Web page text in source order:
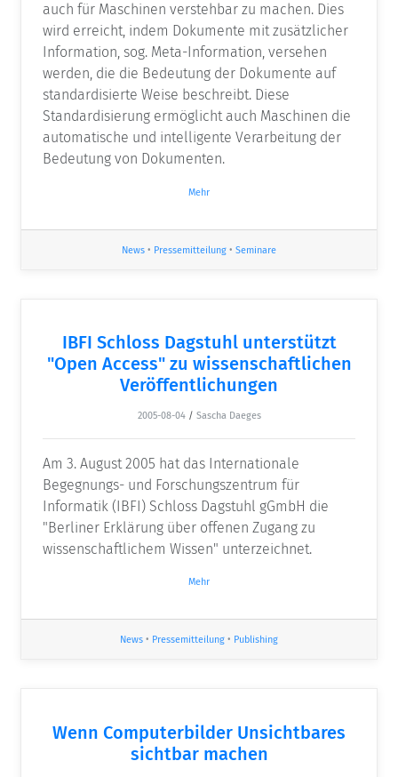
auch für Maschinen verstehbar zu machen. Dies
wird erreicht, indem Dokumente mit zusätzlicher
Information, sog. Meta-Information, versehen
werden, die die Bedeutung der Dokumente auf
standardisierte Weise beschreibt. Diese
Standardisierung ermöglicht auch Maschinen die
automatische und intelligente Verarbeitung der
Bedeutung von Dokumenten.
Mehr
News • Pressemitteilung • Seminare
IBFI Schloss Dagstuhl unterstützt
"Open Access" zu wissenschaftlichen
Veröffentlichungen
2005-08-04 / Sascha Daeges
Am 3. August 2005 hat das Internationale
Begegnungs- und Forschungszentrum für
Informatik (IBFI) Schloss Dagstuhl gGmbH die
"Berliner Erklärung über offenen Zugang zu
wissenschaftlichem Wissen" unterzeichnet.
Mehr
News • Pressemitteilung • Publishing
Wenn Computerbilder Unsichtbares
sichtbar machen